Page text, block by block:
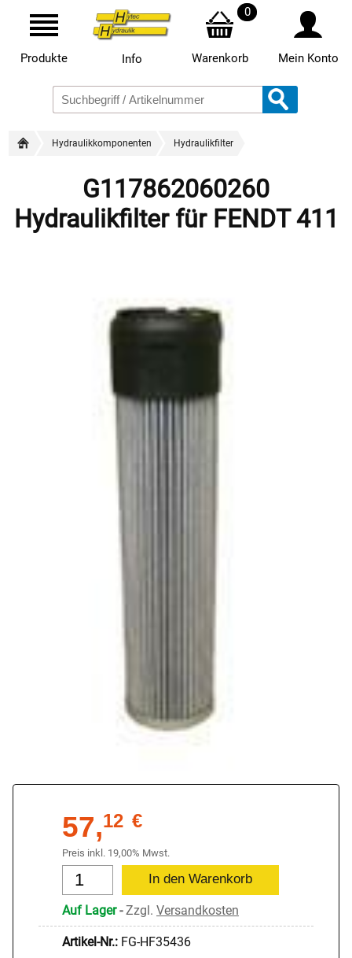
Produkte Info
0
Warenkorb Mein Konto
Hydraulikkomponenten Hydraulikfilter
G117862060260
Hydraulikfilter für FENDT 411
57,12 €
Preis inkl. 19,00% Mwst.
Auf Lager-Zzgl. Versandkosten
Artikel-Nr.: FG-HF35436